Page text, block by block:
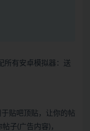
所有安卓模拟器：送
贴吧顶贴，让你的帖
子(广告内容)，